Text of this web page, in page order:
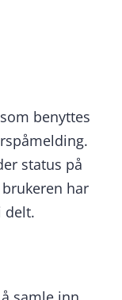
benyttes
status på
har
delt.